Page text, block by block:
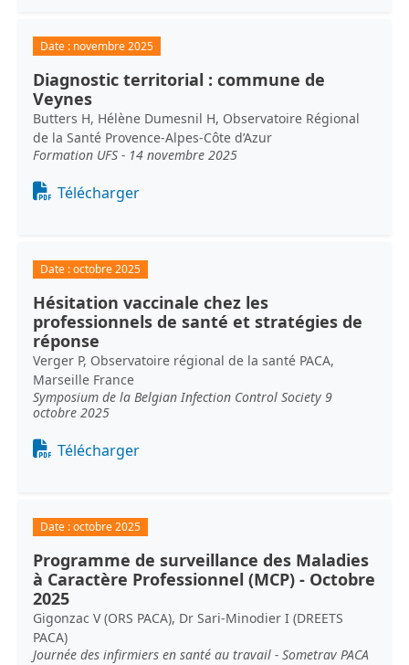
Date : novembre 2025
Diagnostic territorial : commune de
Veynes
Butters H, Hélène Dumesnil H, Observatoire Régional
de la Santé Provence-Alpes-Côte d’Azur
Formation UFS - 14 novembre 2025
Document
Télécharger
Date :octobre 2025
Hésitation vaccinale chez les
professionnels de santé et stratégies de
réponse
Verger P, Observatoire régional de la santé PACA,
Marseille France
Symposium de la Belgian Infection Control Society 9
octobre 2025
Document
Télécharger
Date :octobre 2025
Programme de surveillance des Maladies
à Caractère Professionnel (MCP) - Octobre
2025
Gigonzac V (ORS PACA), Dr Sari-Minodier I (DREETS
PACA)
Journée des infirmiers en santé au travail - Sometrav PACA